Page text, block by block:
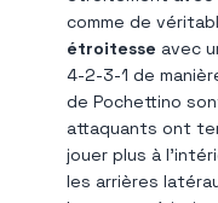
comme de
étroitesse avec
4-2-3-1 de
de Pochettino
attaquants ont
jouer plus à
les arrières